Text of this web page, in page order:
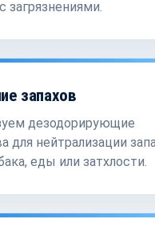
загрязнениями.
запахов
дезодорирующие
для нейтрализации
еды или затхлости.